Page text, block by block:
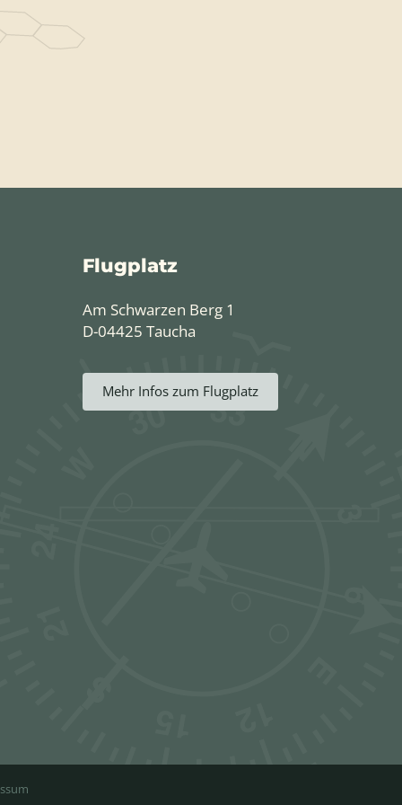
Flugplatz
Am Schwarzen Berg 1
D-04425 Taucha
Mehr Infos zum Flugplatz